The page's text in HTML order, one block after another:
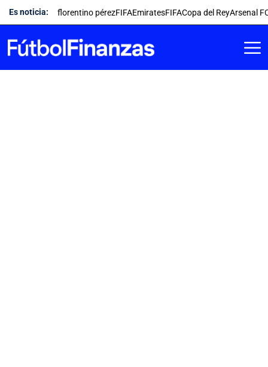
Saltar
al
contenido
Es noticia: florentino pérezFIFAEmiratesFIFACopa del ReyArsenal